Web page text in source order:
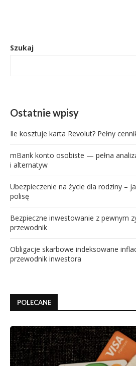
Szukaj
Ostatnie wpisy
Ile kosztuje karta Revolut? Pełny
mBank konto osobiste — pełna
i alternatyw
Ubezpieczenie na życie dla rodziny –
polisę
Bezpieczne inwestowanie z pewnym
przewodnik
Obligacje skarbowe indeksowane
przewodnik inwestora
POLECANE